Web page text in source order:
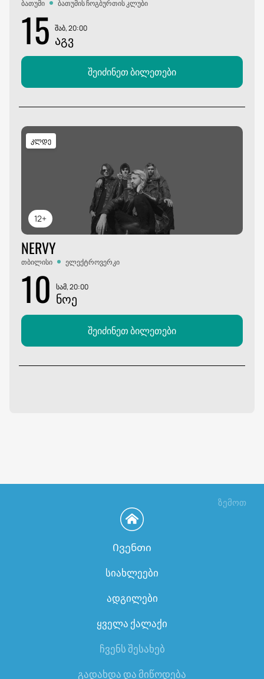
ბათუმი ბათუმის ჩოგბურთის კლუბი
15 შაბ, 20:00
ᲐᲒᲕ
შეიძინეთ ბილეთები
12+
კლდე
NERVY
თბილისი ელექტროვერკი
10 სამ, 20:00
ᲜᲝᲔ
შეიძინეთ ბილეთები
ზემოთ
Ივენთი
სიახლეები
ადგილები
ყველა ქალაქი
ჩვენს შესახებ
გადახდა და მიწოდება